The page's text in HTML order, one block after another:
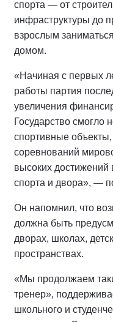
спорта — от
инфраструктуры до
взрослым
домом.
«Начиная с первых
работы партия
увеличения
Государство смогло
спортивные
соревнований
высоких достижений
спорта и двора», —
Он напомнил, что
должна быть
дворах, школах,
пространствах.
«Мы продолжаем
тренер»,
школьного и